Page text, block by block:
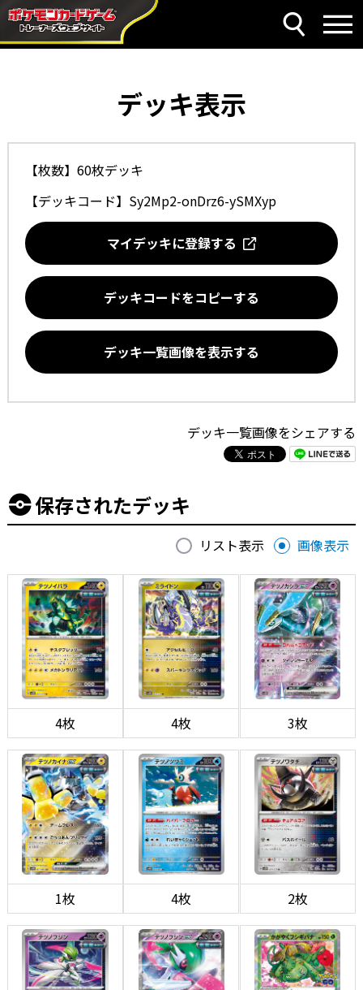
デッキ表示
【枚数】60枚デッキ
【デッキコード】 Sy2Mp2-onDrz6-ySMXyp
マイデッキに登録する
デッキコードをコピーする
デッキ一覧画像を表示する
デッキ一覧画像をシェアする
保存されたデッキ
リスト表示 画像表示
4枚 4枚 3枚
1枚 4枚 2枚